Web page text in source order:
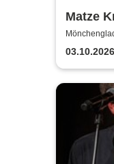
Matze
03.10.2026